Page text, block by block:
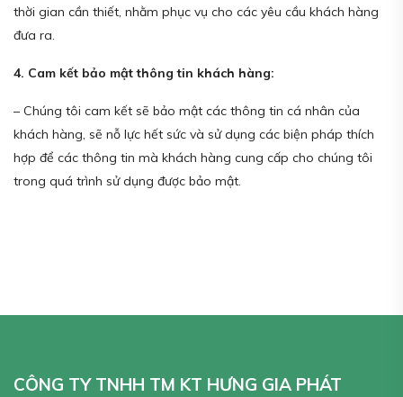
thời gian cần thiết, nhằm phục vụ cho các yêu cầu khách hàng
đưa ra.
4. Cam kết bảo mật thông tin khách hàng:
– Chúng tôi cam kết sẽ bảo mật các thông tin cá nhân của
khách hàng, sẽ nỗ lực hết sức và sử dụng các biện pháp thích
hợp để các thông tin mà khách hàng cung cấp cho chúng tôi
trong quá trình sử dụng được bảo mật.
CÔNG TY TNHH TM KT HƯNG GIA PHÁT